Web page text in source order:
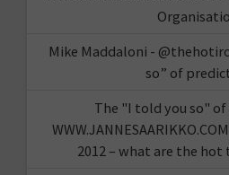
Mike Maddaloni -
so” of
The "I told you so"
WWW.JANNESAARIKKO.COM
2012 – what are the hot